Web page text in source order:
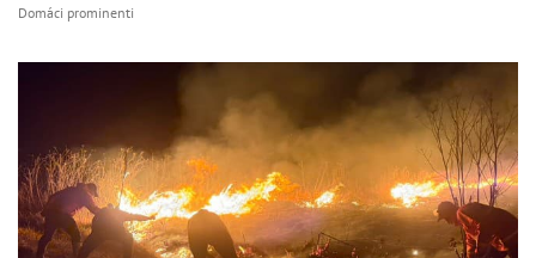
Domáci prominenti